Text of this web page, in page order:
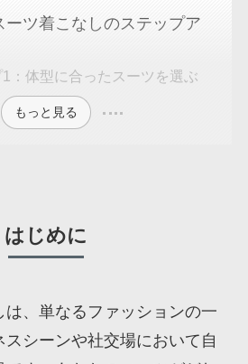
ーツ着こなしのステップア
1：体型に合ったスーツを選ぶ
もっと見る
はじめに
、単なるファッションの一
シーンや社交場において自